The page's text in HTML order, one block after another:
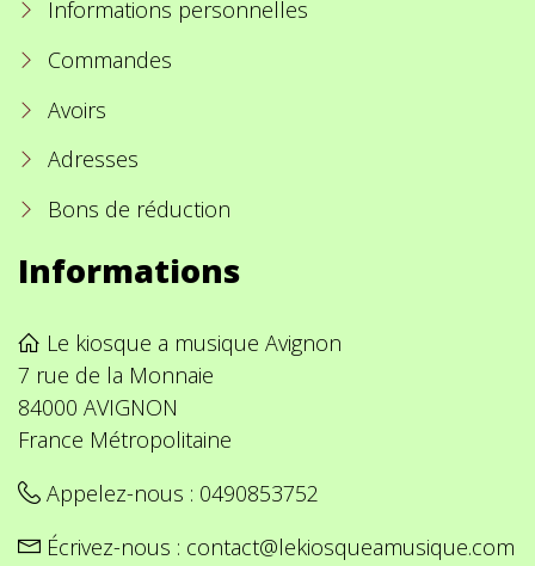
Informations personnelles
Commandes
Avoirs
Adresses
Bons de réduction
Informations
Le kiosque a musique Avignon
7 rue de la Monnaie
84000 AVIGNON
France Métropolitaine
Appelez-nous : 0490853752
Écrivez-nous : contact@lekiosqueamusique.com